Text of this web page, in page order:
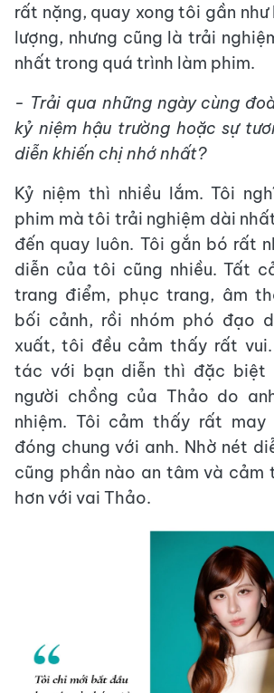
rất nặng, quay xong tôi gần
lượng, nhưng cũng là trải
nhất trong quá trình làm phim.
- Trải qua những ngày cùng
kỷ niệm hậu trường hoặc sự
diễn khiến chị nhớ nhất?
Kỷ niệm thì nhiều lắm. Tôi
phim mà tôi trải nghiệm dài
đến quay luôn. Tôi gắn bó rất
diễn của tôi cũng nhiều. Tất
trang điểm, phục trang, âm
bối cảnh, rồi nhóm phó đạo
xuất, tôi đều cảm thấy rất
tác với bạn diễn thì đặc biệt
người chồng của Thảo do
nhiệm. Tôi cảm thấy rất may
đóng chung với anh. Nhờ nét
cũng phần nào an tâm và
hơn với vai Thảo.